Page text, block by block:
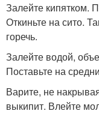
Залейте кипятком.
Откиньте на сито.
горечь.
Залейте водой,
Поставьте на
Варите, не
выкипит. Влейте